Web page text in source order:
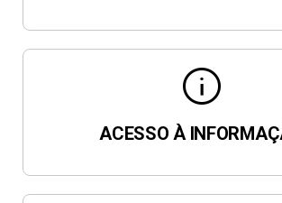
info
ACESSO À